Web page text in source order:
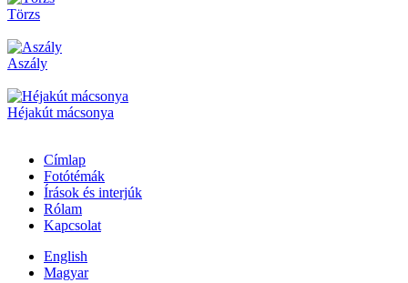
Törzs
Aszály
Héjakút mácsonya
Címlap
Fotótémák
Írások és interjúk
Rólam
Kapcsolat
English
Magyar